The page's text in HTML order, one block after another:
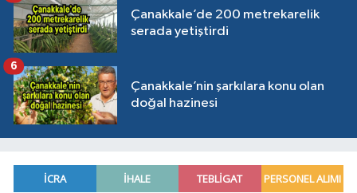
Çanakkale’de 200 metrekarelik
serada yetiştirdi
Çanakkale’nin şarkılara konu olan
doğal hazinesi
6